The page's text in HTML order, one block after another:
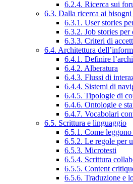
6.2.4. Ricerca sui
6.3. Dalla ricerca ai
6.3.1. User stories
6.3.2. Job stories
6.3.3. Criteri di
6.4. Architettura
6.4.1. Definire
6.4.2. Alberatura
6.4.3. Flussi di
6.4.4. Sistemi di
6.4.5. Tipologie di
6.4.6. Ontologie e
6.4.7. Vocabolari
6.5. Scrittura e linguaggio
6.5.1. Come
6.5.2. Le regole per
6.5.3. Microtesti
6.5.4. Scrittura
6.5.5. Content
6.5.6. Traduzione e